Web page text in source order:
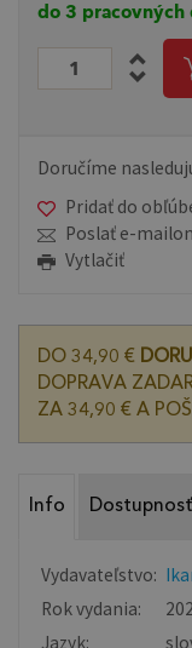
do 3 pracovných
Doručíme
Pridať do
Poslať e-
Vytlačiť
DO 34,90 €
DOPRAVA
ZA 34,90 € A
Info Dostupnosť
Vydavateľstvo:
Rok vydania:
Jazyk: